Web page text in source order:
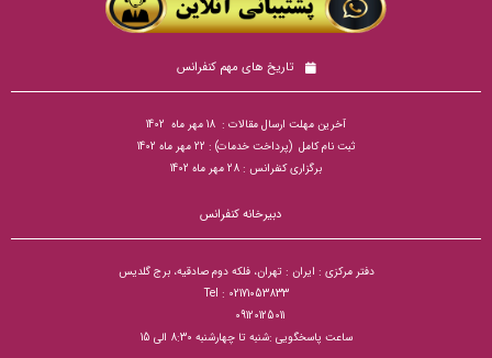
تاریخ های مهم کنفرانس
آخرین مهلت ارسال مقالات : 18 مهر ماه 1402
ثبت نام کامل (پرداخت خدمات) : 22 مهر ماه 1402
برگزاری کنفرانس : 28 مهر ماه 1402
دبیرخانه کنفرانس
دفتر مرکزی : ایران : تهران، فلکه دوم صادقیه، برج گلدیس
Tel : 02171053833
09120125011
ساعت پاسخگویی :شنبه تا چهارشنبه 8:30 الی 15